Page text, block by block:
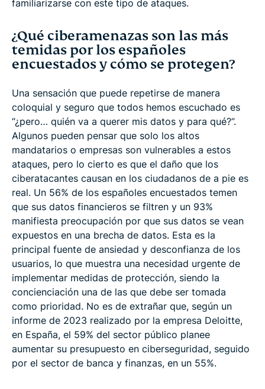
familiarizarse con este tipo de ataques.
¿Qué ciberamenazas son las más
temidas por los españoles
encuestados y cómo se protegen?
Una sensación que puede repetirse de manera
coloquial y seguro que todos hemos escuchado es
“¿pero… quién va a querer mis datos y para qué?”.
Algunos pueden pensar que solo los altos
mandatarios o empresas son vulnerables a estos
ataques, pero lo cierto es que el daño que los
ciberatacantes causan en los ciudadanos de a pie es
real. Un 56% de los españoles encuestados temen
que sus datos financieros se filtren y un 93%
manifiesta preocupación por que sus datos se vean
expuestos en una brecha de datos. Esta es la
principal fuente de ansiedad y desconfianza de los
usuarios, lo que muestra una necesidad urgente de
implementar medidas de protección, siendo la
concienciación una de las que debe ser tomada
como prioridad. No es de extrañar que, según un
informe de 2023 realizado por la empresa Deloitte,
en España, el 59% del sector público planee
aumentar su presupuesto en ciberseguridad, seguido
por el sector de banca y finanzas, en un 55%.